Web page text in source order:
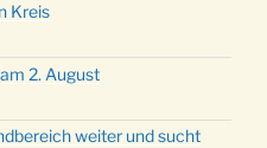
Kreis
2. August
weiter und sucht